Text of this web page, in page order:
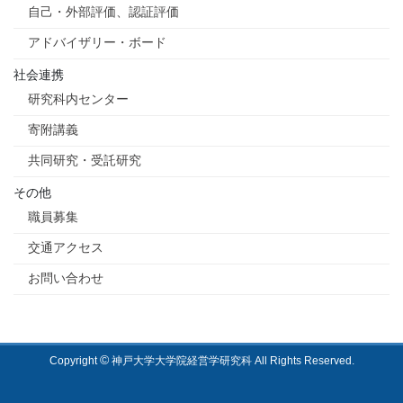
自己・外部評価、認証評価
アドバイザリー・ボード
社会連携
研究科内センター
寄附講義
共同研究・受託研究
その他
職員募集
交通アクセス
お問い合わせ
Copyright©神戸大学大学院経営学研究科 All Rights Reserved.